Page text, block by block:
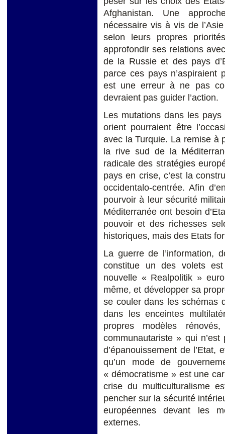
Afghanistan. Une
nécessaire vis à vis de
selon leurs propres
approfondir ses relations
de la Russie et des pays
parce ces pays
est une erreur à ne pas
devraient pas guider l’action.
Les mutations dans les
orient pourraient être
avec la Turquie. La remise à
la rive sud de la
radicale des stratégies
pays en crise, c’est la
occidentalo-centrée. Afin
pourvoir à leur sécurité
Méditerranée ont besoin
pouvoir et des richesses
historiques, mais des Etats
La guerre de l’information,
constitue un des volets
nouvelle « Realpolitik »
même, et développer sa
se couler dans les schémas
dans les enceintes
propres modèles
communautariste » qui
d’épanouissement de l’Etat,
qu’un mode de
« démocratisme » est une
crise du multiculturalisme
pencher sur la sécurité
européennes devant les
externes.